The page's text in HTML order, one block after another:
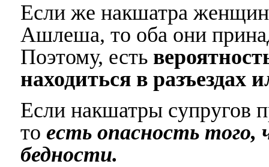
Если же накшатра
Ашлеша, то оба они
Поэтому, есть
находиться в разъездах
Если накшатры супругов
то есть опасность
бедности.